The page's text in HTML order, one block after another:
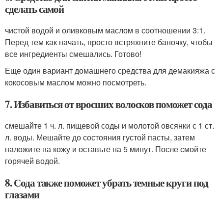
сделать самой
чистой водой и оливковым маслом в соотношении 3:1.
Перед тем как начать, просто встряхните баночку, чтобы
все ингредиенты смешались. Готово!
Еще один вариант домашнего средства для демакияжа с
кокосовым маслом можно посмотреть.
7. Избавиться от вросших волосков поможет сода
смешайте 1 ч. л. пищевой соды и молотой овсянки с 1 ст.
л. воды. Мешайте до состояния густой пасты, затем
наложите на кожу и оставьте на 5 минут. После смойте
горячей водой.
8. Сода также поможет убрать темные круги под
глазами